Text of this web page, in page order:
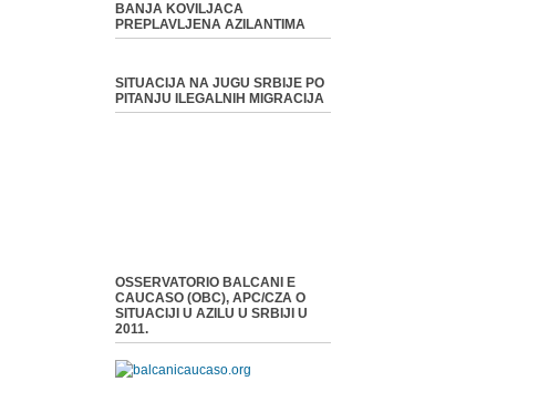
BANJA KOVILJACA
PREPLAVLJENA AZILANTIMA
SITUACIJA NA JUGU SRBIJE PO
PITANJU ILEGALNIH MIGRACIJA
OSSERVATORIO BALCANI E
CAUCASO (OBC), APC/CZA O
SITUACIJI U AZILU U SRBIJI U
2011.